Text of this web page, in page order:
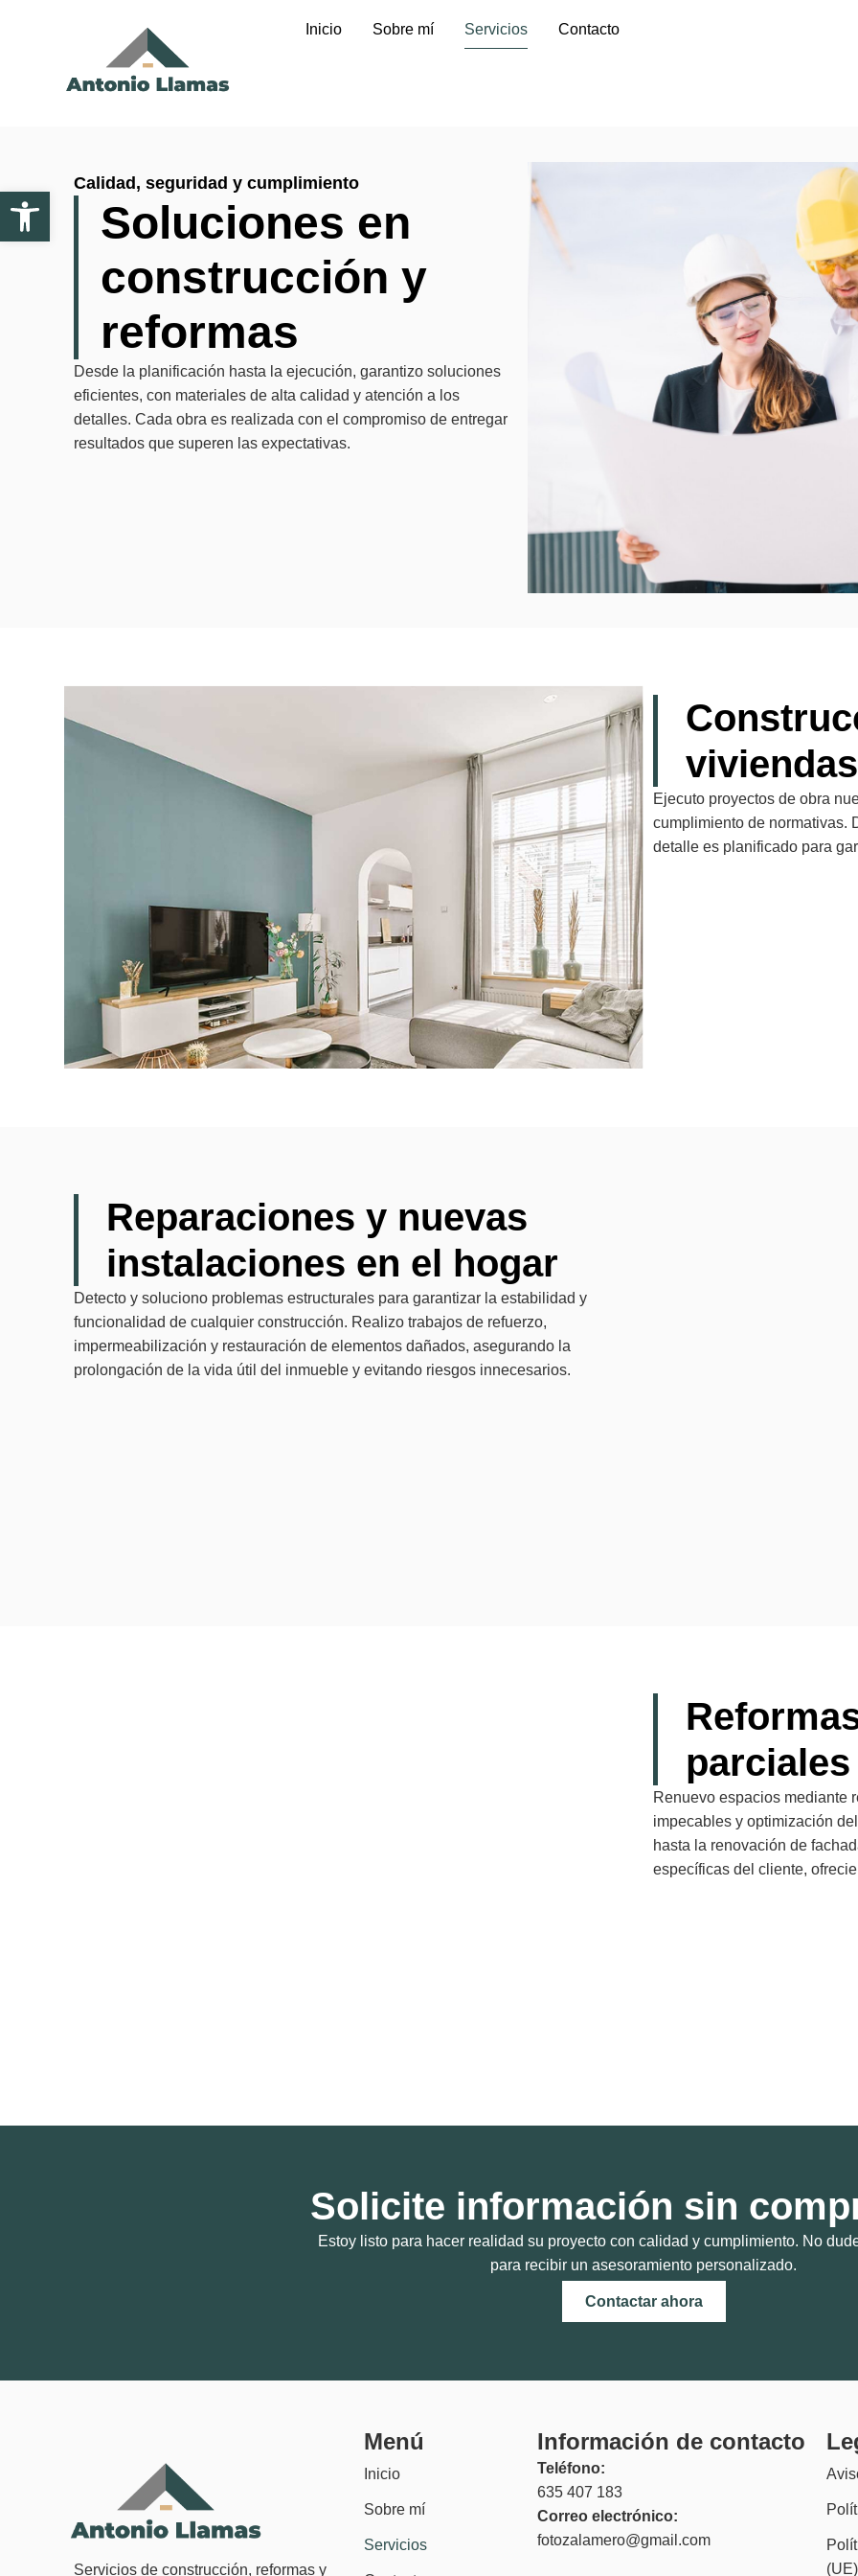
Abrir barra de herramientas
Inicio Sobre mí Servicios Contacto
Calidad, seguridad y cumplimiento
Soluciones en
construcción y
reformas
Desde la planificación hasta la ejecución, garantizo soluciones
eficientes, con materiales de alta calidad y atención a los
detalles. Cada obra es realizada con el compromiso de entregar
resultados que superen las expectativas.
Ejecuto proyectos de obra
cumplimiento de normativas.
detalle es planificado para
Reparaciones y nuevas
instalaciones en el hogar
Detecto y soluciono problemas estructurales para garantizar la estabilidad y
funcionalidad de cualquier construcción. Realizo trabajos de refuerzo,
impermeabilización y restauración de elementos dañados, asegurando la
prolongación de la vida útil del inmueble y evitando riesgos innecesarios.
parciales
Renuevo espacios mediante
impecables y optimización
hasta la renovación de
específicas del cliente,
Solicite información sin
Estoy listo para hacer realidad su proyecto con calidad y cumplimiento. No
para recibir un asesoramiento personalizado.
Contactar ahora
Servicios de construcción, reformas y
Menú
Inicio
Sobre mí
Servicios
Información de contacto
Teléfono:
635 407 183
Correo electrónico:
fotozalamero@gmail.com
(UE)